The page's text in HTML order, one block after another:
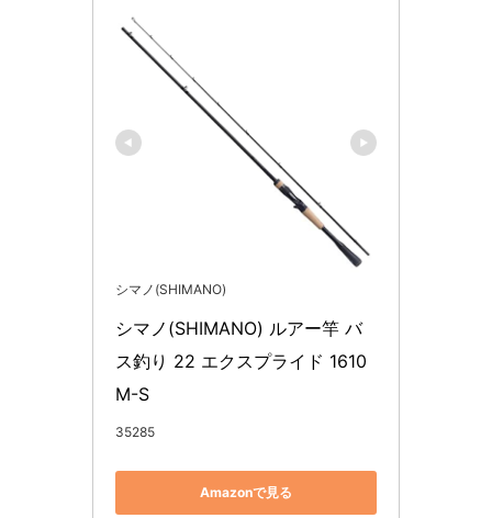
シマノ(SHIMANO)
シマノ(SHIMANO) ルアー竿 バ
ス釣り 22 エクスプライド 1610
M-S
35285
Amazonで見る